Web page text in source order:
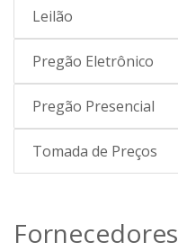
Leilão
Pregão Eletrônico
Pregão Presencial
Tomada de Preços
Fornecedores